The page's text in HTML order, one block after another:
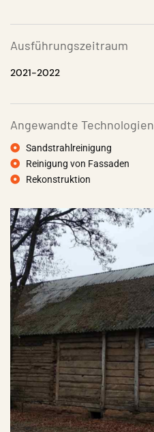
Ausführungszeitraum
2021-2022
Angewandte Technologien
Sandstrahlreinigung
Reinigung von Fassaden
Rekonstruktion